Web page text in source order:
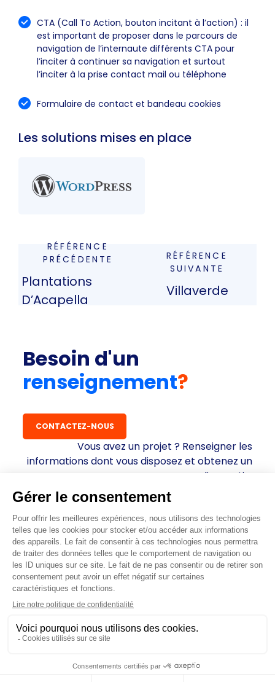
CTA (Call To Action, bouton incitant à l’action) : il
est important de proposer dans le parcours de
navigation de l’internaute différents CTA pour
l’inciter à continuer sa navigation et surtout
l’inciter à la prise contact mail ou téléphone
Formulaire de contact et bandeau cookies
Les solutions mises en place
RÉFÉRENCE
PRÉCÉDENTE
Plantations
D’Acapella
RÉFÉRENCE
SUIVANTE
Villaverde
Besoin d'un
renseignement?
CONTACTEZ-NOUS
Vous avez un projet ? Renseigner les
informations dont vous disposez et obtenez un
diagnostic.
+